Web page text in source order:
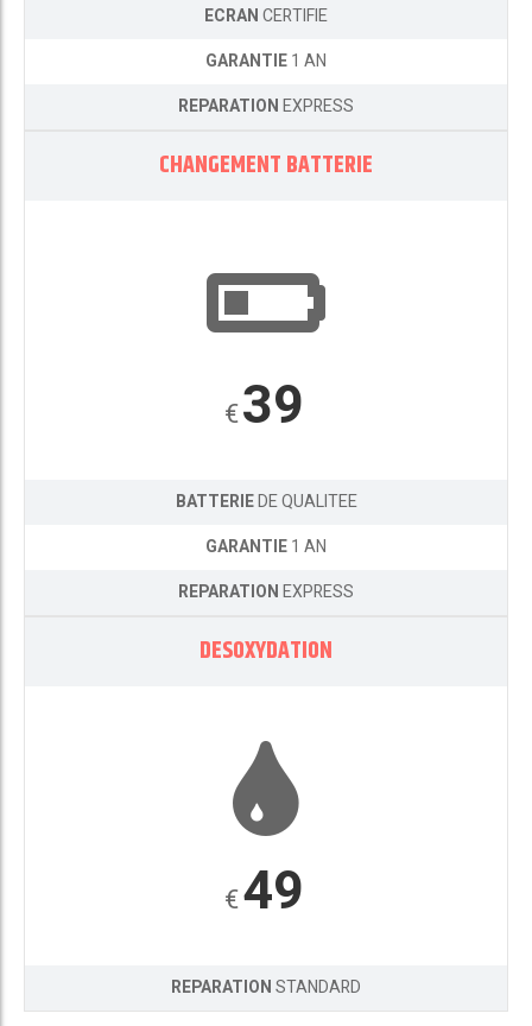
ECRANCERTIFIE
GARANTIE1 AN
REPARATIONEXPRESS
CHANGEMENT BATTERIE
€39
BATTERIEDE QUALITEE
GARANTIE1 AN
REPARATIONEXPRESS
DESOXYDATION
€49
REPARATIONSTANDARD